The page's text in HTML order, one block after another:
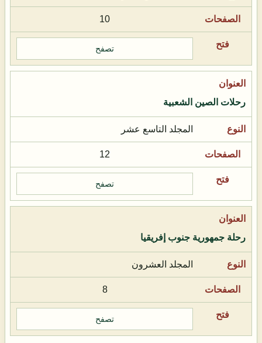
10
تصفح
رحلات الصين الشعبية
المجلد التاسع عشر
12
تصفح
رحلة جمهورية جنوب إفريقيا
المجلد العشرون
8
تصفح